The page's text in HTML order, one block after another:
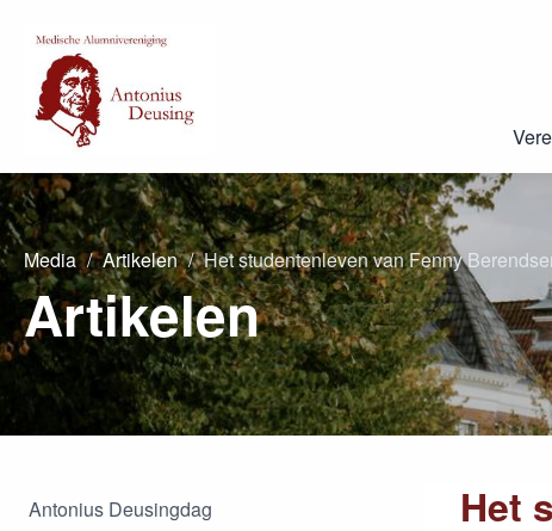
Media Artikelen Het studentenleven van Fenny
Artikelen
Antonius Deusingdag
Het